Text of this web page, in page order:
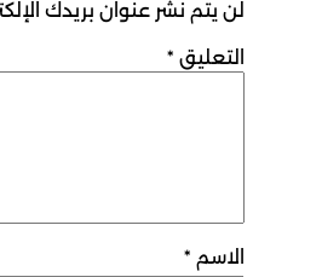
لن يتم نشر عنوان بريدك
التعليق *
الاسم *